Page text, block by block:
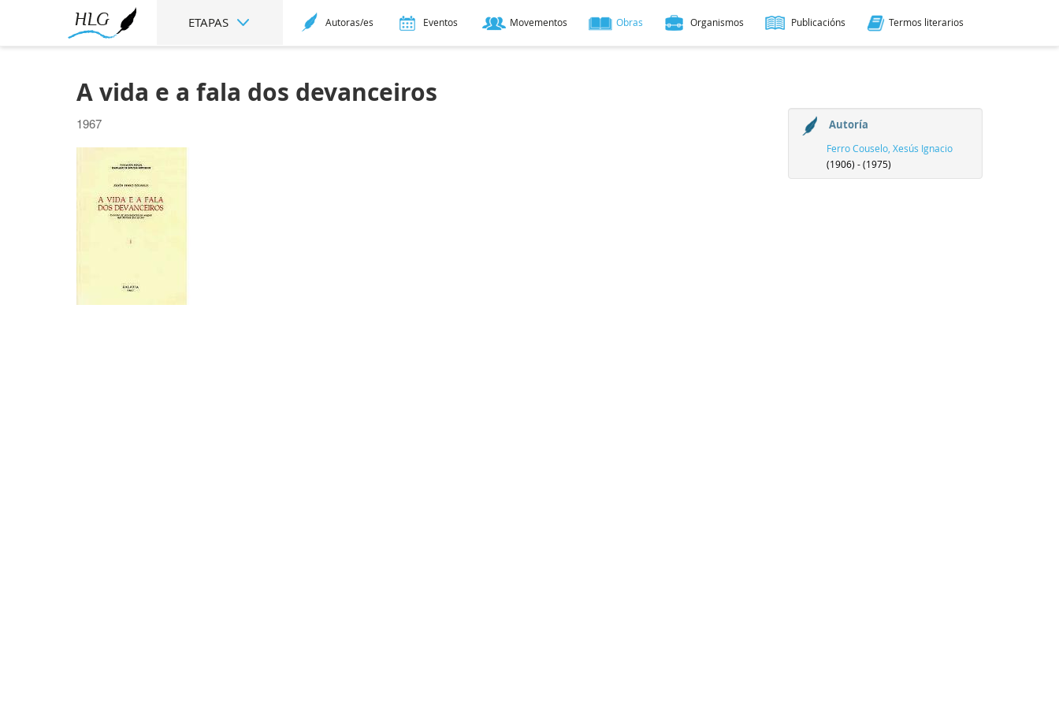
ETAPAS Autoras/es Eventos Movementos Obras Organismos Publicacións Termos literarios
A vida e a fala dos devanceiros
1967 Autoría
Ferro Couselo, Xesús Ignacio
(1906) - (1975)